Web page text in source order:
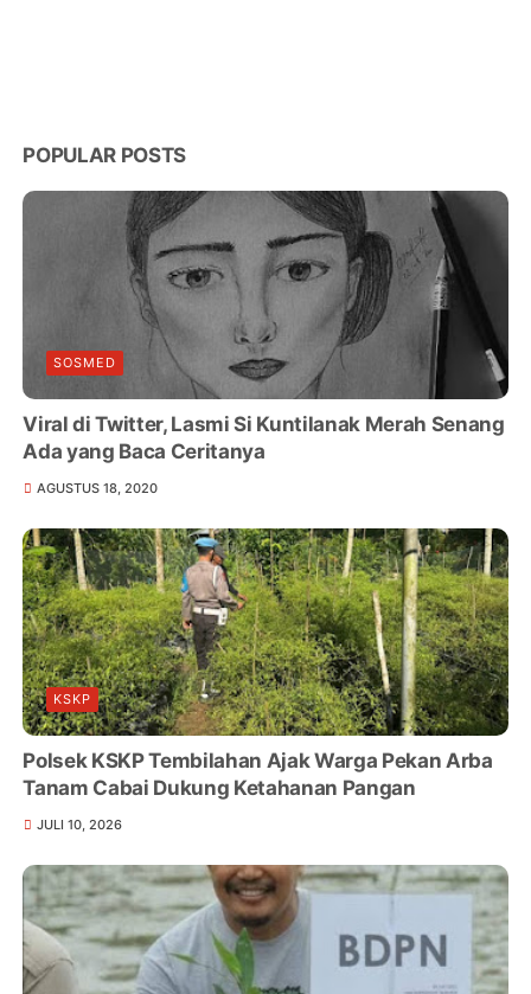
POPULAR POSTS
SOSMED
Viral di Twitter, Lasmi Si Kuntilanak Merah Senang
Ada yang Baca Ceritanya
AGUSTUS 18, 2020
KSKP
Polsek KSKP Tembilahan Ajak Warga Pekan Arba
Tanam Cabai Dukung Ketahanan Pangan
JULI 10, 2026